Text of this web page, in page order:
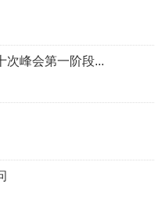
次峰会第一阶段...